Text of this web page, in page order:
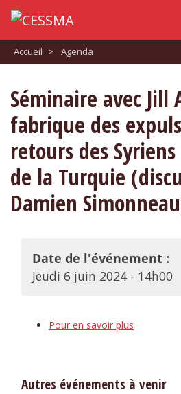
Accueil > Agenda
Séminaire avec Jill
fabrique des
retours des
de la Turquie
Damien
Date de l'événement :
Jeudi 6 juin 2024 - 14h00
Pour en savoir plus
Autres événements à venir